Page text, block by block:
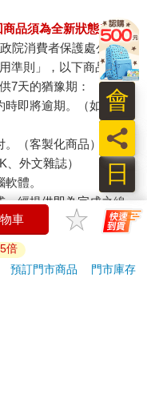
份工作養活自己，於是
有點企業家的氣質，所
有意思。我看著約翰與
公室。
也包括裝設隔板。約翰
竟他是個工程師。幾個
辦公空間、安裝超棒的
工作服到辦公室，而不
包商。他說自己是房地
說：「好，現在該招攬
還是不甘願地上了車。
一直想著，天哪，他要
品須為全新狀態**
院消費者保護處公告之
準則」，以下商品購買
7天的猶豫期：
時即將逾期。（如：生
（客製化商品）
外文雜誌）
體。
一經提供即為完成之線
供。（如：電子書、電
…等）
衣褲、刮鬍刀、除毛
車
倍
預訂門市商品
門市庫存
日
員
會